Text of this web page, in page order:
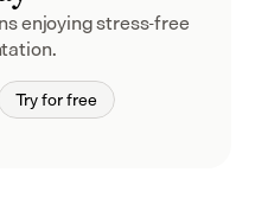
enjoying stress-free
Try for free